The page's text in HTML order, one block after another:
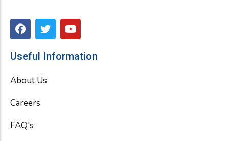
F
a
e
o
T
w
t
r
Y
o
t
Useful Information
About Us
Careers
FAQ's